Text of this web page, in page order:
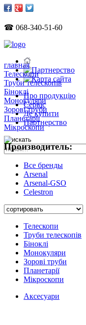
☎ 068-340-51-60
Про продукцію
Сервіс
Де купити
Партнерство
главная
Телескопи
Труби телескопів
Біноклі
Монокуляри
Зорові труби
Планетарії
Мікроскопи
Производитель:
Все бренды
Arsenal
Arsenal-GSO
Celestron
Телескопи
Труби телескопів
Біноклі
Монокуляри
Зорові труби
Планетарії
Мікроскопи
Аксесуари